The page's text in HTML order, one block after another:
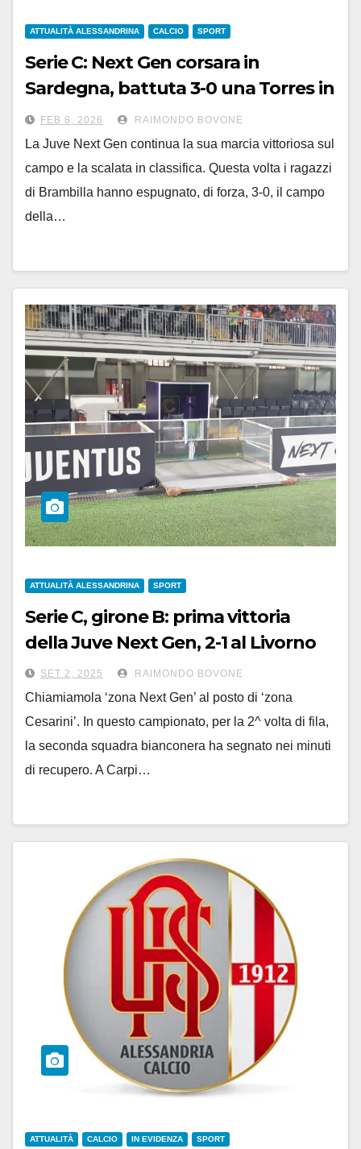
ATTUALITÀ ALESSANDRINA CALCIO SPORT
Serie C: Next Gen corsara in
Sardegna, battuta 3-0 una Torres in
10 uomini
FEB 8, 2026 RAIMONDO BOVONE
La Juve Next Gen continua la sua marcia vittoriosa sul
campo e la scalata in classifica. Questa volta i ragazzi
di Brambilla hanno espugnato, di forza, 3-0, il campo
della…
ATTUALITÀ ALESSANDRINA SPORT
Serie C, girone B: prima vittoria
della Juve Next Gen, 2-1 al Livorno
SET 2, 2025 RAIMONDO BOVONE
Chiamiamola ‘zona Next Gen’ al posto di ‘zona
Cesarini’. In questo campionato, per la 2^ volta di fila,
la seconda squadra bianconera ha segnato nei minuti
di recupero. A Carpi…
ATTUALITÀ CALCIO IN EVIDENZA SPORT